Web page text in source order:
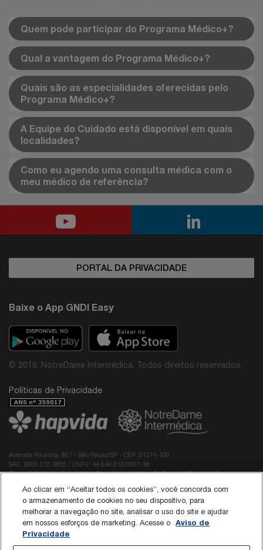
Quem pode participar do Programa Médico+?
Qual a vantagem do Programa Médico+?
Quais são as especialidades oferecidas pelo
Programa Médico+?
A Equipe do Cuidado está disponível em quais
localidades?
Como eu agendo uma consulta médica com o
meu médico de referência?
PORTAL DA PRIVACIDADE
Baixe o App GNDI Easy
© 2016. NotreDame Intermédica. Todos direitos reservados.
Políticas de Privacidade
Avenida Paulista, 867 - São Paulo/SP - CEP: 01311-100
SAC: 0800 015 3855 / CNPJ: 44.649.812/0001-38
Diretor Médico do Grupo NotreDame Intermédica: Dr. Rodolfo Pires de Albuquerque -
Responsável Técnico da Interodonto:
Dr Roberto Edilson Meireles Passos Neto - CRO/CE 3789
Dra Paloma Stephania Guilhermina Prado de Sá - CRO/SP 165345
Política de Cookies
Ao clicar em “Aceitar todos os cookies”, você concorda com
o armazenamento de cookies no seu dispositivo, para
melhorar a navegação no site, analisar o uso do site e ajudar
em nossos esforços de marketing. Acesse o
Aviso de
Privacidade